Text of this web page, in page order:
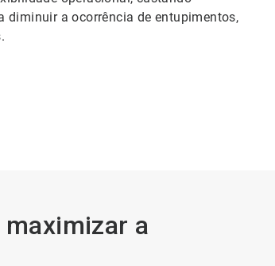
diminuir a ocorrência de entupimentos,
a